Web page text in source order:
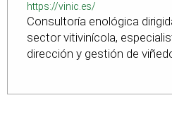
https://vinic.es/
Consultoría enológica
sector vitivinícola,
dirección y gestión de